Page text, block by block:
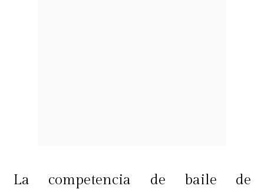
La competencia de baile de